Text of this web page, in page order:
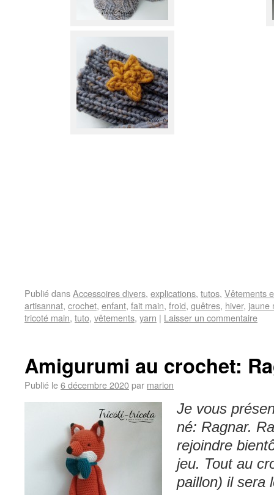
Publié dansAccessoires divers, explications, tutos, Vêtements
artisannat, crochet, enfant, fait main, froid, guêtres, hiver, jaune
tricoté main, tuto, vêtements, yarn | Laisser un commentaire
Amigurumi au crochet:
Publié le6 décembre 2020par marion
Je vous
né: Ragnar.
rejoindre
jeu. Tout au
paillon) il sera